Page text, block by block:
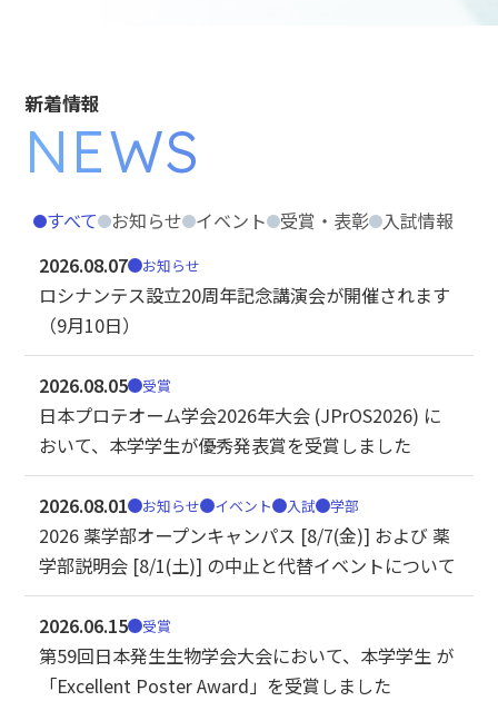
新着情報
NEWS
すべて お知らせ イベント 受賞・表彰 入試情報
2026.08.07 お知らせ
ロシナンテス設立20周年記念講演会が開催されます
（9月10日）
2026.08.05 受賞
日本プロテオーム学会2026年大会 (JPrOS2026) に
おいて、本学学生が優秀発表賞を受賞しました
2026.08.01 お知らせ イベント 入試 学部
2026 薬学部オープンキャンパス [8/7(金)] および 薬
学部説明会 [8/1(土)] の中止と代替イベントについて
2026.06.15 受賞
第59回日本発生生物学会大会において、本学学生 が
「Excellent Poster Award」を受賞しました